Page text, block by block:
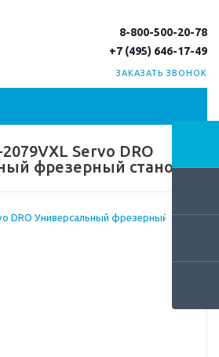
8-800-500-20-78
+7 (495) 646-17-49
ЗАКАЗАТЬ ЗВОНОК
Servo DRO
фрезерный станок